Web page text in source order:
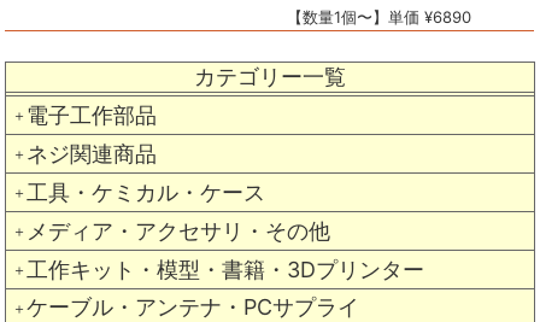
カテゴリー一覧
＋ 電子工作部品
＋ ネジ関連商品
＋ 工具・ケミカル・ケース
＋ メディア・アクセサリ・その他
＋ 工作キット・模型・書籍・3Dプリンター
＋ ケーブル・アンテナ・PCサプライ
【数量1個〜】単価 ¥6890